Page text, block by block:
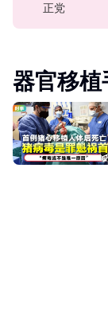
正党
器官移植